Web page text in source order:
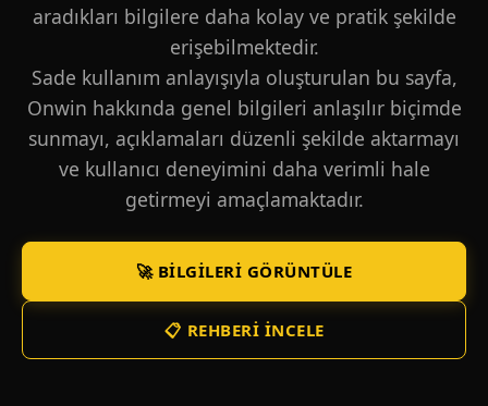
aradıkları bilgilere daha kolay ve pratik şekilde
erişebilmektedir.
Sade kullanım anlayışıyla oluşturulan bu sayfa,
Onwin hakkında genel bilgileri anlaşılır biçimde
sunmayı, açıklamaları düzenli şekilde aktarmayı
ve kullanıcı deneyimini daha verimli hale
getirmeyi amaçlamaktadır.
🚀 BILGILERI GÖRÜNTÜLE
📋 REHBERI İNCELE